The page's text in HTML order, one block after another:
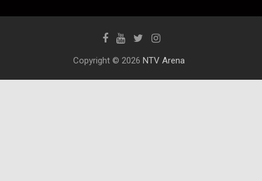
Copyright © 2026 NTV Arena